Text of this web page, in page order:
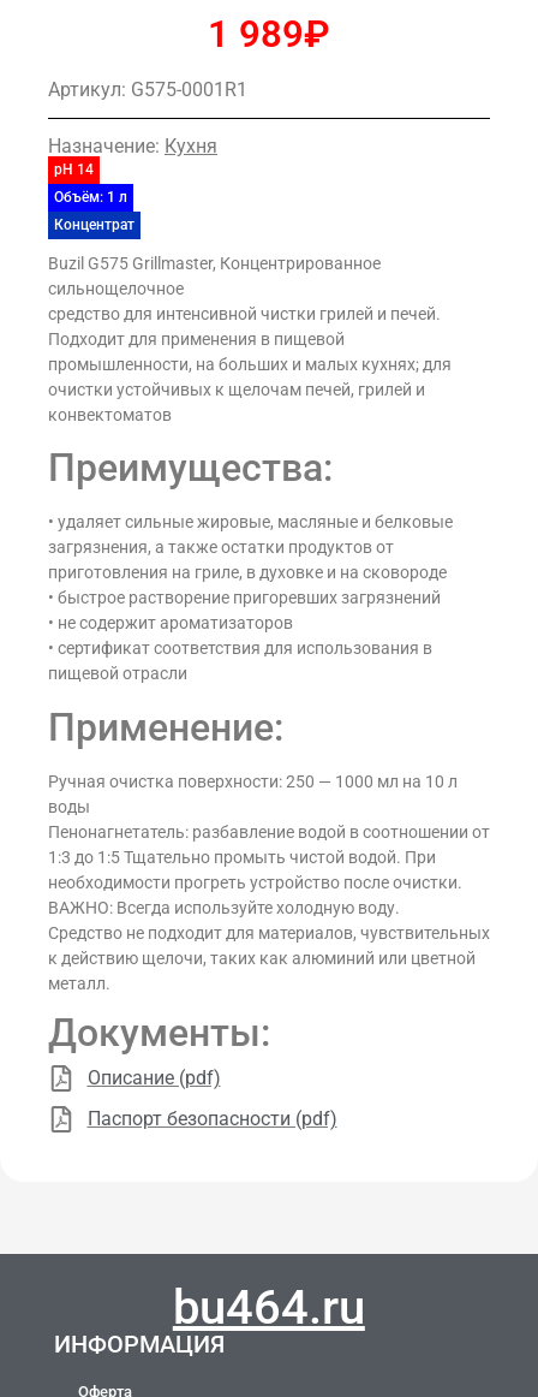
1 989₽
Артикул: G575-0001R1
Назначение: Кухня
pH 14
Объём: 1 л
Концентрат
Buzil G575 Grillmaster, Концентрированное
сильнощелочное
средство для интенсивной чистки грилей и печей.
Подходит для применения в пищевой
промышленности, на больших и малых кухнях; для
очистки устойчивых к щелочам печей, грилей и
конвектоматов
Преимущества:
• удаляет сильные жировые, масляные и белковые
загрязнения, а также остатки продуктов от
приготовления на гриле, в духовке и на сковороде
• быстрое растворение пригоревших загрязнений
• не содержит ароматизаторов
• сертификат соответствия для использования в
пищевой отрасли
Применение:
Ручная очистка поверхности: 250 — 1000 мл на 10 л
воды
Пенонагнетатель: разбавление водой в соотношении от
1:3 до 1:5 Тщательно промыть чистой водой. При
необходимости прогреть устройство после очистки.
ВАЖНО: Всегда используйте холодную воду.
Средство не подходит для материалов, чувствительных
к действию щелочи, таких как алюминий или цветной
металл.
Документы:
Описание (pdf)
Паспорт безопасности (pdf)
bu464.ru
ИНФОРМАЦИЯ
Оферта